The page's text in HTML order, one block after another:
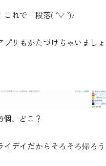
れで一段落( ´ ▽ ` )ﾉ
プリもかたづけちゃいましょ
個、どこ？
イデイだからそろそろ帰ろ